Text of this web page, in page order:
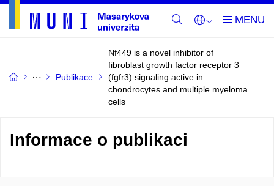
Publikace
Nf449 is a novel inhibitor of
fibroblast growth factor receptor 3
(fgfr3) signaling active in
chondrocytes and multiple myeloma
cells
Informace o publikaci